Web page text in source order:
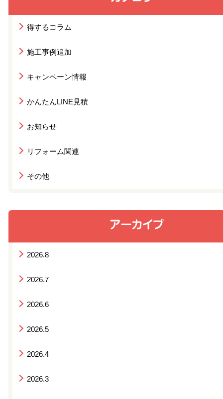
得するコラム
施工事例追加
キャンペーン情報
かんたんLINE見積
お知らせ
リフォーム関連
その他
2026.8
2026.7
2026.6
2026.5
2026.4
2026.3